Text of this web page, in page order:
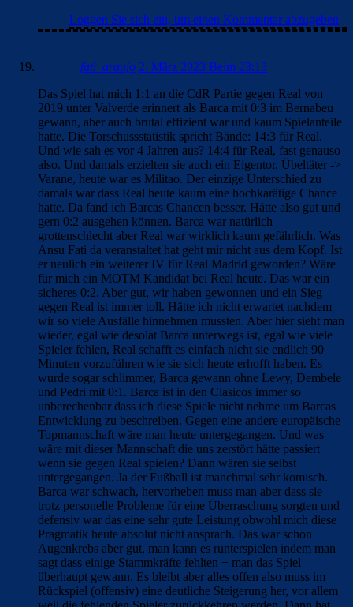
Loggen Sie sich ein, um einen Kommentar abzugeben
fati_araujo 2. März 2023 Beim 23:13
Das Spiel hat mich 1:1 an die CdR Partie gegen Real von
2019 unter Valverde erinnert als Barca mit 0:3 im Bernabeu
gewann, aber auch brutal effizient war und kaum Spielanteile
hatte. Die Torschussstatistik spricht Bände: 14:3 für Real.
Und wie sah es vor 4 Jahren aus? 14:4 für Real, fast genauso
also. Und damals erzielten sie auch ein Eigentor, Übeltäter ->
Varane, heute war es Militao. Der einzige Unterschied zu
damals war dass Real heute kaum eine hochkarätige Chance
hatte. Da fand ich Barcas Chancen besser. Hätte also gut und
gern 0:2 ausgehen können. Barca war natürlich
grottenschlecht aber Real war wirklich kaum gefährlich. Was
Ansu Fati da veranstaltet hat geht mir nicht aus dem Kopf. Ist
er neulich ein weiterer IV für Real Madrid geworden? Wäre
für mich ein MOTM Kandidat bei Real heute. Das war ein
sicheres 0:2. Aber gut, wir haben gewonnen und ein Sieg
gegen Real ist immer toll. Hätte ich nicht erwartet nachdem
wir so viele Ausfälle hinnehmen mussten. Aber hier sieht man
wieder, egal wie desolat Barca unterwegs ist, egal wie viele
Spieler fehlen, Real schafft es einfach nicht sie endlich 90
Minuten vorzuführen wie sie sich heute erhofft haben. Es
wurde sogar schlimmer, Barca gewann ohne Lewy, Dembele
und Pedri mit 0:1. Barca ist in den Clasicos immer so
unberechenbar dass ich diese Spiele nicht nehme um Barcas
Entwicklung zu beschreiben. Gegen eine andere europäische
Topmannschaft wäre man heute untergegangen. Und was
wäre mit dieser Mannschaft die uns zerstört hätte passiert
wenn sie gegen Real spielen? Dann wären sie selbst
untergegangen. Ja der Fußball ist manchmal sehr komisch.
Barca war schwach, hervorheben muss man aber dass sie
trotz personelle Probleme für eine Überraschung sorgten und
defensiv war das eine sehr gute Leistung obwohl mich diese
Pragmatik heute absolut nicht ansprach. Das war schon
Augenkrebs aber gut, man kann es runterspielen indem man
sagt dass einige Stammkräfte fehlten + man das Spiel
überhaupt gewann. Es bleibt aber alles offen also muss im
Rückspiel (offensiv) eine deutliche Steigerung her, vor allem